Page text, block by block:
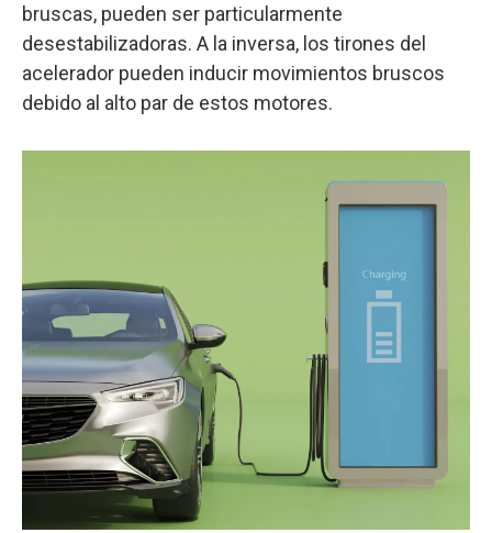
bruscas, pueden ser particularmente
desestabilizadoras. A la inversa, los tirones del
acelerador pueden inducir movimientos bruscos
debido al alto par de estos motores.